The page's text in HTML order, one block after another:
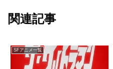
関連記事
SFアニメ一覧